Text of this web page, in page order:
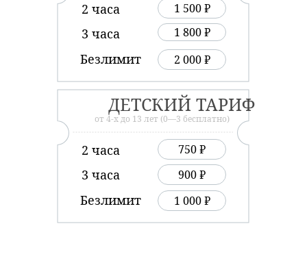
1 000 ₽
900 ₽
750 ₽
ДЕТСКИЙ ТАРИФ
Безлимит
3 часа
от 4-х до 13 лет (0—3 бесплатно)
2 часа
2 000 ₽
1 800 ₽
1 500 ₽
Безлимит
3 часа
2 часа